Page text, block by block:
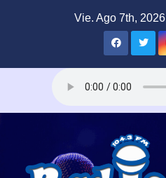
Vie. Ago 7th, 2026